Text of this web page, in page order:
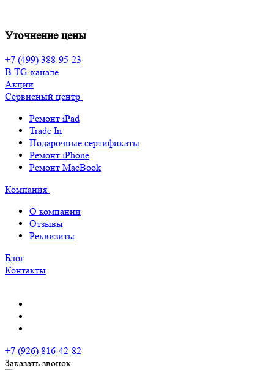
Уточнение цены
+7 (499) 388-95-23
В TG-канале
Акции
Сервисный центр
Ремонт iPad
Trade In
Подарочные сертификаты
Ремонт iPhone
Ремонт MacBook
Компания
О компании
Отзывы
Реквизиты
Блог
Контакты
+7 (926) 816-42-82
Заказать звонок